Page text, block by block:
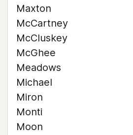
Maxton
McCartney
McCluskey
McGhee
Meadows
Michael
Miron
Monti
Moon